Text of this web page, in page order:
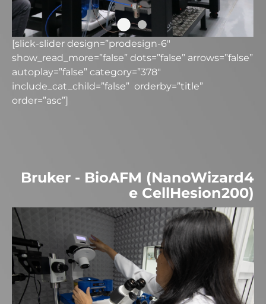
[slick-slider design=”prodesign-6″
show_read_more=”false” dots=”false” arrows=”false”
autoplay=”false” category=”378″
include_cat_child=”false” orderby=”title”
order=”asc”]
Bruker - BioAFM (NanoWizard4
e CellHesion200)